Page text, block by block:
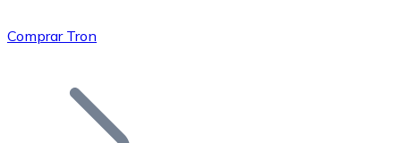
Bitcoin
Comprar Tron